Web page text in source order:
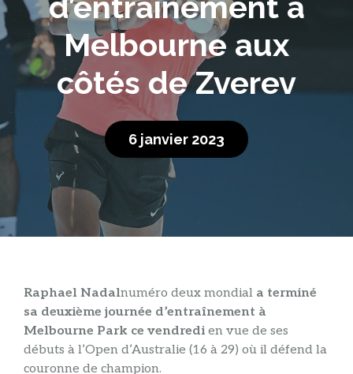
Melbourne aux
côtés de Zverev
6 janvier 2023
Raphael Nadalnuméro deux mondial a terminé
sa deuxième journée d’entraînement à
Melbourne Park ce vendredi en vue de ses
débuts à l’Open d’Australie (16 à 29) où il défend la
couronne de champion.